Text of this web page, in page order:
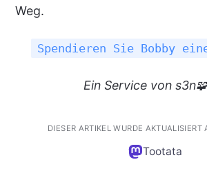
Weg.
Spendieren Sie Bobby
Ein Servicevon
DIESER ARTIKEL WURDE
Tootata